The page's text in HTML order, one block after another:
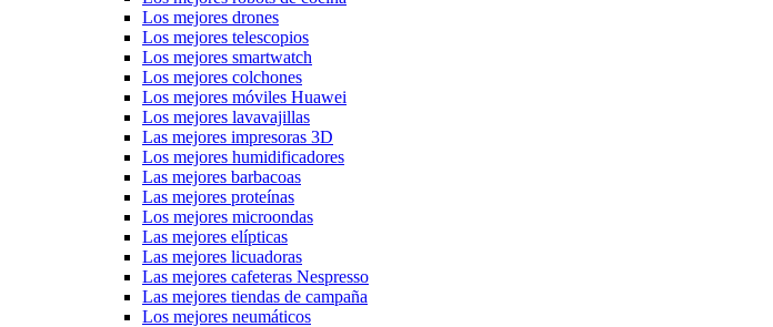
Los mejores drones
Los mejores telescopios
Los mejores smartwatch
Los mejores colchones
Los mejores móviles Huawei
Los mejores lavavajillas
Las mejores impresoras 3D
Los mejores humidificadores
Las mejores barbacoas
Las mejores proteínas
Los mejores microondas
Las mejores elípticas
Las mejores licuadoras
Las mejores cafeteras Nespresso
Las mejores tiendas de campaña
Los mejores neumáticos